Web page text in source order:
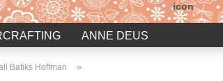
ANNE DEUS
Batiks Hoffman »